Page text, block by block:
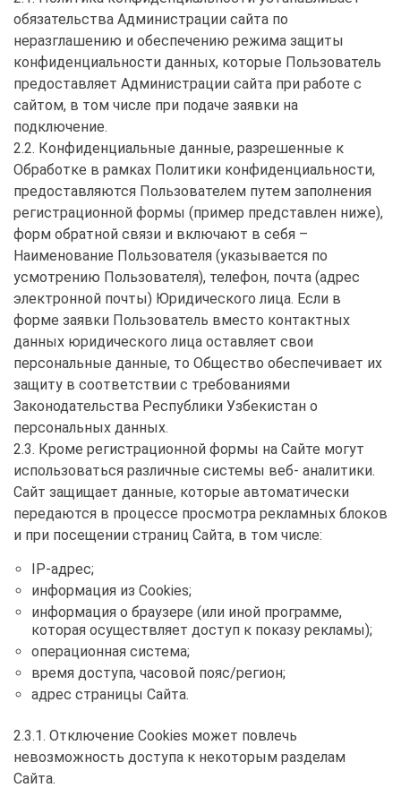
обязательства Администрации сайта по
неразглашению и обеспечению режима защиты
конфиденциальности данных, которые Пользователь
предоставляет Администрации сайта при работе с
сайтом, в том числе при подаче заявки на
подключение.
2.2. Конфиденциальные данные, разрешенные к
Обработке в рамках Политики конфиденциальности,
предоставляются Пользователем путем заполнения
регистрационной формы (пример представлен ниже),
форм обратной связи и включают в себя –
Наименование Пользователя (указывается по
усмотрению Пользователя), телефон, почта (адрес
электронной почты) Юридического лица. Если в
форме заявки Пользователь вместо контактных
данных юридического лица оставляет свои
персональные данные, то Общество обеспечивает их
защиту в соответствии с требованиями
Законодательства Республики Узбекистан о
персональных данных.
2.3. Кроме регистрационной формы на Сайте могут
использоваться различные системы веб- аналитики.
Сайт защищает данные, которые автоматически
передаются в процессе просмотра рекламных блоков
и при посещении страниц Сайта, в том числе:
IP-адрес;
информация из Cookies;
информация о браузере (или иной программе,
которая осуществляет доступ к показу рекламы);
операционная система;
время доступа, часовой пояс/регион;
адрес страницы Сайта.
2.3.1. Отключение Cookies может повлечь
невозможность доступа к некоторым разделам
Cайта.